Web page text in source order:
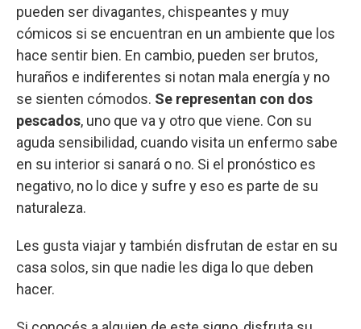
pueden ser divagantes, chispeantes y muy
cómicos si se encuentran en un ambiente que los
hace sentir bien. En cambio, pueden ser brutos,
huraños e indiferentes si notan mala energía y no
se sienten cómodos. Se representan con dos
pescados, uno que va y otro que viene. Con su
aguda sensibilidad, cuando visita un enfermo sabe
en su interior si sanará o no. Si el pronóstico es
negativo, no lo dice y sufre y eso es parte de su
naturaleza.
Les gusta viajar y también disfrutan de estar en su
casa solos, sin que nadie les diga lo que deben
hacer.